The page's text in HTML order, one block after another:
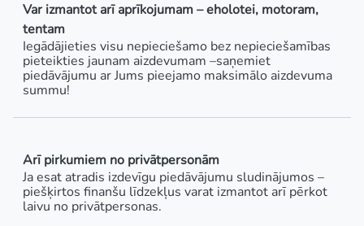
Var izmantot arī aprīkojumam – eholotei, motoram,
tentam
Iegādājieties visu nepieciešamo bez nepieciešamības
pieteikties jaunam aizdevumam –saņemiet
piedāvājumu ar Jums pieejamo maksimālo aizdevuma
summu!
Arī pirkumiem no privātpersonām
Ja esat atradis izdevīgu piedāvājumu sludinājumos –
piešķirtos finanšu līdzekļus varat izmantot arī pērkot
laivu no privātpersonas.